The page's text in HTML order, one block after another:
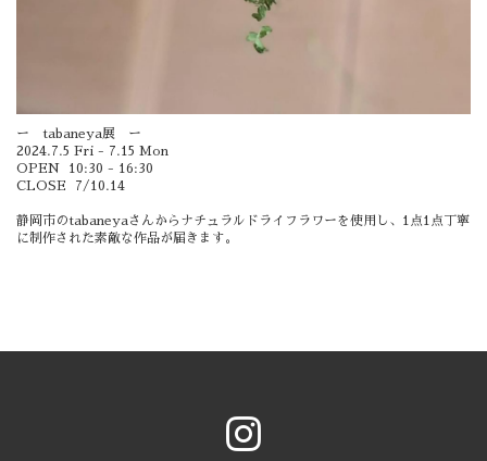
ー tabaneya展 ー
2024.7.5 Fri - 7.15 Mon
OPEN 10:30 - 16:30
CLOSE 7/10.14
静岡市のtabaneyaさんからナチュラルドライフラワーを使用し、1点1点丁寧
に制作された素敵な作品が届きます。